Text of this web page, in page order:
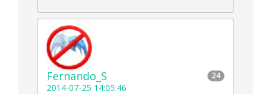
24
Fernando_S
2014-07-25 14:05:46